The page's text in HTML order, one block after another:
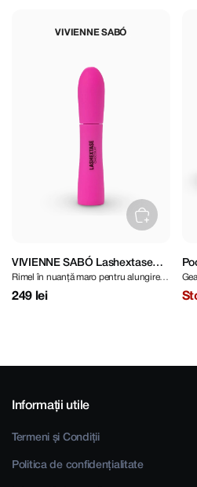
VIVIENNE SABÓ
VIVIENNE SABÓ Lashextase
Mascara Chocolat Brown
Rimel în nuanță maro pentru alungire și
volum intens
249 lei
Informații utile
Termeni și Condiții
Politica de confidențialitate